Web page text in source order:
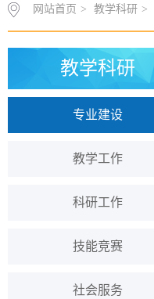
网站首页 > 教学科研 >
教学科研
专业建设
教学工作
科研工作
技能竞赛
社会服务